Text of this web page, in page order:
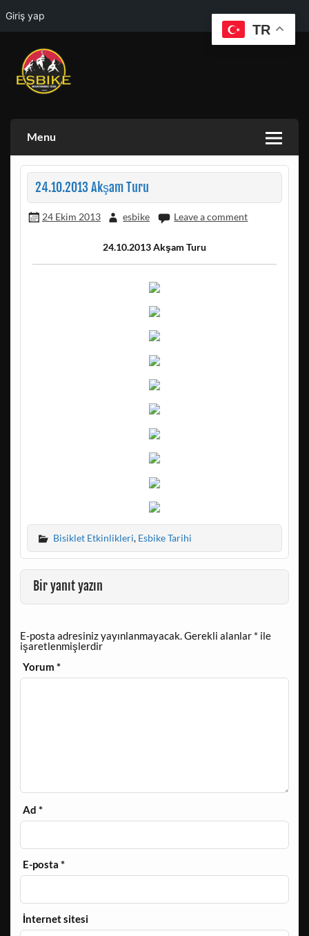
Giriş yap
Skip
content
Menu
24.10.2013 Akşam Turu
24 Ekim 2013 esbike Leave a comment
24.10.2013 Akşam Turu
Bisiklet Etkinlikleri, Esbike Tarihi
Bir yanıt yazın
E-posta adresiniz yayınlanmayacak.Gerekli alanlar * ile
işaretlenmişlerdir
Yorum*
Ad*
E-posta*
İnternet sitesi
TR